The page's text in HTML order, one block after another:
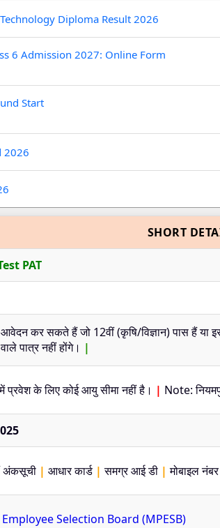
Diploma Result 2026
6 Admission 2027: Online Form
Start
2026
SHORT
PAT
कर सकते हैं जो 12वीं (कृषि/विज्ञान) पास हैं या इस
पात्र नहीं होंगे। |
प्रवेश के लिए कोई आयु सीमा नहीं है। | Note:
अंकसूची | आधार कार्ड | समग्र आई डी | मोबाइल
Selection Board (MPESB)